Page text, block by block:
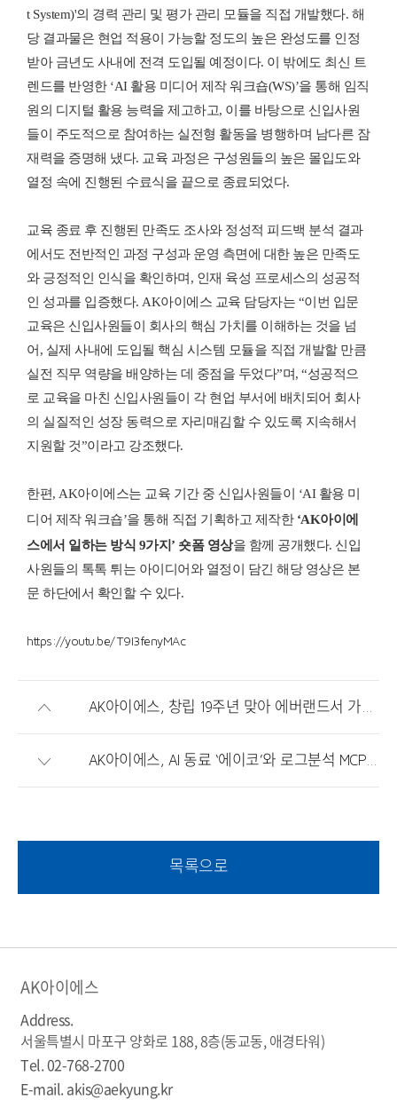
t System)'의 경력 관리 및 평가 관리 모듈을 직접 개발했다. 해
당 결과물은 현업 적용이 가능할 정도의 높은 완성도를 인정
받아 금년도 사내에 전격 도입될 예정이다. 이 밖에도 최신 트
렌드를 반영한 ‘AI 활용 미디어 제작 워크숍(WS)’을 통해 임직
원의 디지털 활용 능력을 제고하고, 이를 바탕으로 신입사원
들이 주도적으로 참여하는 실전형 활동을 병행하며 남다른 잠
재력을 증명해 냈다. 교육 과정은 구성원들의 높은 몰입도와
열정 속에 진행된 수료식을 끝으로 종료되었다.
교육 종료 후 진행된 만족도 조사와 정성적 피드백 분석 결과
에서도 전반적인 과정 구성과 운영 측면에 대한 높은 만족도
와 긍정적인 인식을 확인하며, 인재 육성 프로세스의 성공적
인 성과를 입증했다. AK아이에스 교육 담당자는 “이번 입문
교육은 신입사원들이 회사의 핵심 가치를 이해하는 것을 넘
어, 실제 사내에 도입될 핵심 시스템 모듈을 직접 개발할 만큼
실전 직무 역량을 배양하는 데 중점을 두었다”며, “성공적으
로 교육을 마친 신입사원들이 각 현업 부서에 배치되어 회사
의 실질적인 성장 동력으로 자리매김할 수 있도록 지속해서
지원할 것”이라고 강조했다.
한편, AK아이에스는 교육 기간 중 신입사원들이 ‘AI 활용 미
디어 제작 워크숍’을 통해 직접 기획하고 제작한 ‘AK아이에
스에서 일하는 방식 9가지’ 숏폼 영상을 함께 공개했다. 신입
사원들의 톡톡 튀는 아이디어와 열정이 담긴 해당 영상은 본
문 하단에서 확인할 수 있다.
https://youtu.be/T9I3fenyMAc
목록으로
AK아이에스
Address.
서울특별시 마포구 양화로 188, 8층(동교동, 애경타워)
Tel.02-768-2700
E-mail. akis@aekyung.kr